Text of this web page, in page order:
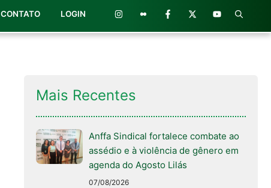
CONTATO LOGIN
Mais Recentes
Anffa Sindical fortalece combate ao
assédio e à violência de gênero em
agenda do Agosto Lilás
07/08/2026